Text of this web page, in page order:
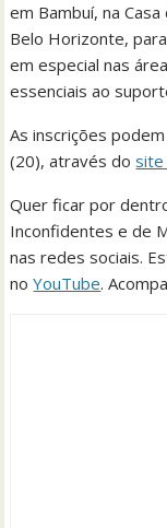
em Bambuí, na
Belo Horizonte,
em especial nas
essenciais ao
As inscrições
(20), através dosite
Quer ficar por
Inconfidentes e de
nas redes sociais.
noYouTube.